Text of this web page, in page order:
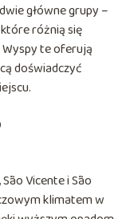
główne grupy –
różnią się
te oferują
doświadczyć
Vicente i São
klimatem w